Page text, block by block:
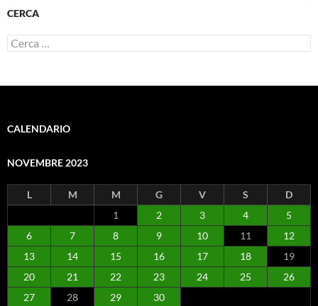
CERCA
Ricerca
per:
CALENDARIO
NOVEMBRE 2023
L M M G V S
D
1
2 3 4
5
6
7 8 9 10 11
12
13
14 15 16 17 18
19
20
21 22 23 24 25
26
27
28 29
30